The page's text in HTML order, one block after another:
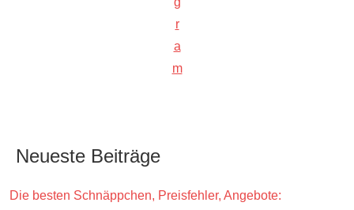
r
a
m
Neueste Beiträge
Die besten Schnäppchen, Preisfehler, Angebote: